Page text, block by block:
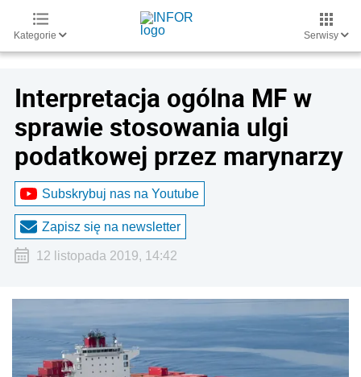
Kategorie Serwisy
Interpretacja ogólna MF w
sprawie stosowania ulgi
podatkowej przez marynarzy
Subskrybuj nas na Youtube
Zapisz się na newsletter
12 listopada 2019, 14:42